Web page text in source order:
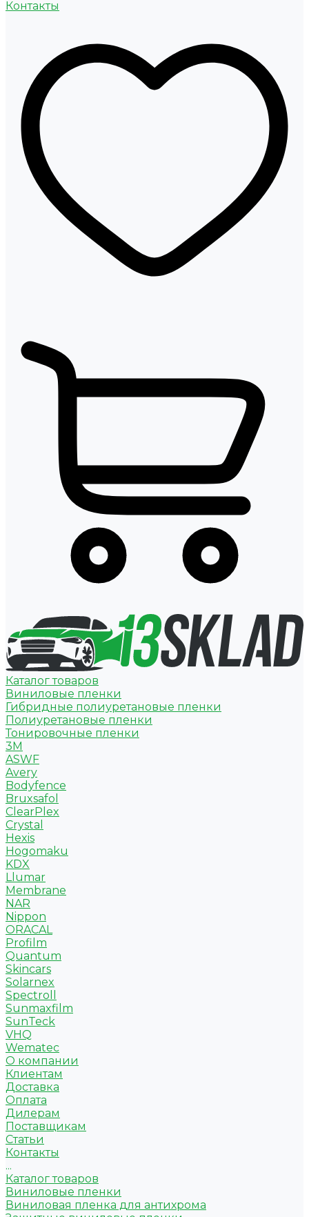
Контакты
Каталог товаров
Виниловые пленки
Гибридные полиуретановые пленки
Полиуретановые пленки
Тонировочные пленки
3M
ASWF
Avery
Bodyfence
Bruxsafol
ClearPlex
Crystal
Hexis
Hogomaku
KDX
Llumar
Membrane
NAR
Nippon
ORACAL
Profilm
Quantum
Skincars
Solarnex
Spectroll
Sunmaxfilm
SunTeck
VHQ
Wematec
О компании
Клиентам
Доставка
Оплата
Дилерам
Поставщикам
Статьи
Контакты
...
Каталог товаров
Виниловые пленки
Виниловая пленка для антихрома